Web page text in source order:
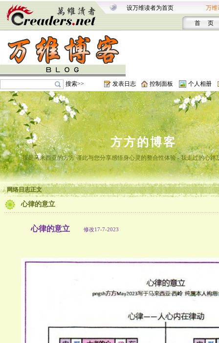
设万维读者为首页 万维
首 页
搜索>> 发表日志 控制面板 个人相册
方方的博客
我是马来西亚的方方 谨此与您分享感悟身心灵的整合性体验 - 我走过的心路
网络日志正文
心律的意立
心律的意立 修改17-7-2023